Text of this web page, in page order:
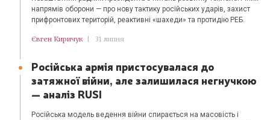
напрямів оборони — про нову тактику російських ударів, захист
прифронтових територій, реактивні «шахеди» та протидію РЕБ.
Євген Киричук 31 липня
Російська армія пристосувалася до
затяжної війни, але залишилася негнучкою
— аналіз RUSI
Російська модель ведення війни спирається на масовість і